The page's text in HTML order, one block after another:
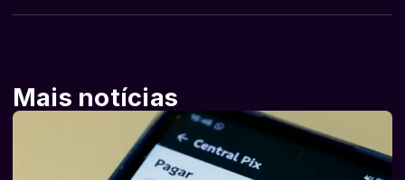
Mais notícias